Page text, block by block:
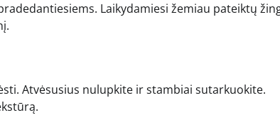
Laikydamiesi žemiau pateiktų
Atvėsusius nulupkite ir stambiai sutarkuokite.